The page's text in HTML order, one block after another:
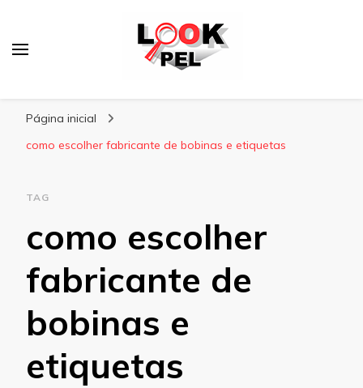
Página inicial
como escolher fabricante de bobinas e etiquetas
TAG
como escolher
fabricante de
bobinas e
etiquetas